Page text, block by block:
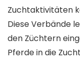
Zuchtaktivitäten
Diese Verbände
den Züchtern
Pferde in die